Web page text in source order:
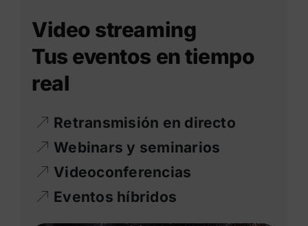
Video streaming
Tus eventos en tiempo
real
Retransmisión en directo
Webinars y seminarios
Videoconferencias
Eventos híbridos